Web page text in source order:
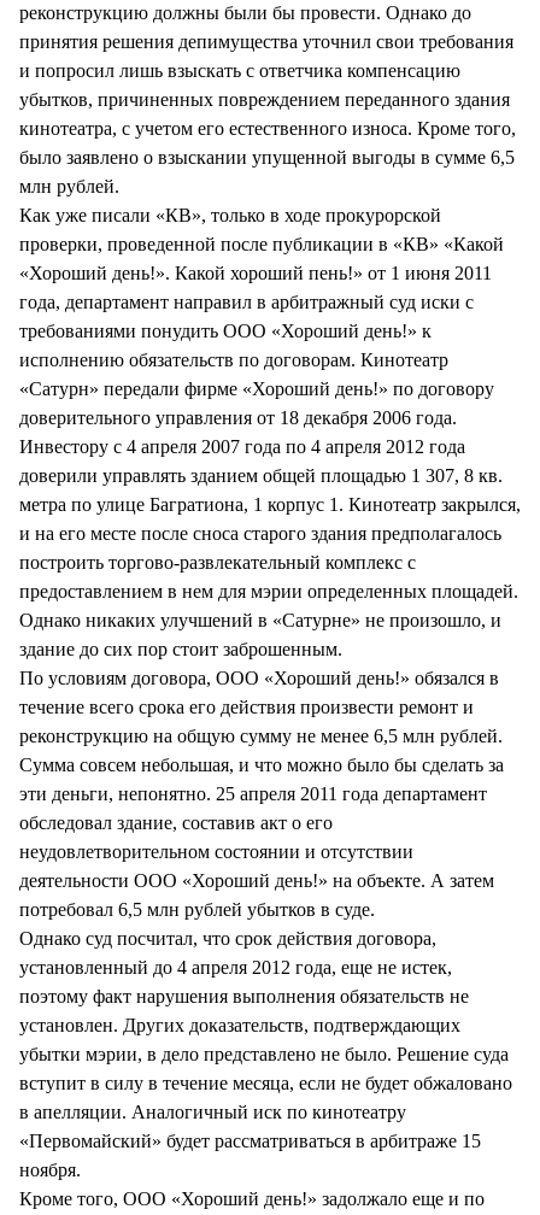
реконструкцию должны были бы провести. Однако до
принятия решения депимущества уточнил свои требования
и попросил лишь взыскать с ответчика компенсацию
убытков, причиненных повреждением переданного здания
кинотеатра, с учетом его естественного износа. Кроме того,
было заявлено о взыскании упущенной выгоды в сумме 6,5
млн рублей.
Как уже писали «КВ», только в ходе прокурорской
проверки, проведенной после публикации в «КВ» «Какой
«Хороший день!». Какой хороший пень!» от 1 июня 2011
года, департамент направил в арбитражный суд иски с
требованиями понудить ООО «Хороший день!» к
исполнению обязательств по договорам. Кинотеатр
«Сатурн» передали фирме «Хороший день!» по договору
доверительного управления от 18 декабря 2006 года.
Инвестору с 4 апреля 2007 года по 4 апреля 2012 года
доверили управлять зданием общей площадью 1 307, 8 кв.
метра по улице Багратиона, 1 корпус 1. Кинотеатр закрылся,
и на его месте после сноса старого здания предполагалось
построить торгово-развлекательный комплекс с
предоставлением в нем для мэрии определенных площадей.
Однако никаких улучшений в «Сатурне» не произошло, и
здание до сих пор стоит заброшенным.
По условиям договора, ООО «Хороший день!» обязался в
течение всего срока его действия произвести ремонт и
реконструкцию на общую сумму не менее 6,5 млн рублей.
Сумма совсем небольшая, и что можно было бы сделать за
эти деньги, непонятно. 25 апреля 2011 года департамент
обследовал здание, составив акт о его
неудовлетворительном состоянии и отсутствии
деятельности ООО «Хороший день!» на объекте. А затем
потребовал 6,5 млн рублей убытков в суде.
Однако суд посчитал, что срок действия договора,
установленный до 4 апреля 2012 года, еще не истек,
поэтому факт нарушения выполнения обязательств не
установлен. Других доказательств, подтверждающих
убытки мэрии, в дело представлено не было. Решение суда
вступит в силу в течение месяца, если не будет обжаловано
в апелляции. Аналогичный иск по кинотеатру
«Первомайский» будет рассматриваться в арбитраже 15
ноября.
Кроме того, ООО «Хороший день!» задолжало еще и по